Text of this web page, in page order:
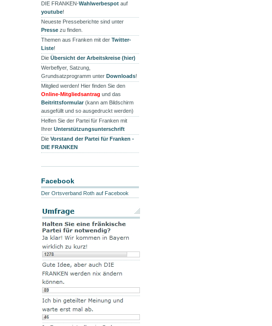
DIE FRANKEN-Wahlwerbespot auf
youtube!
Neueste Presseberichte sind unter
Presse zu finden.
Themen aus Franken mit der Twitter-
Liste!
Die Übersicht der Arbeitskreise (hier)
Werbeflyer, Satzung,
Grundsatzprogramm unter Downloads!
Mitglied werden! Hier finden Sie den
Online-Mitgliedsantrag und das
Beitrittsformular (kann am Bildschirm
ausgefüllt und so ausgedruckt werden)
Helfen Sie der Partei für Franken mit
Ihrer Unterstützungsunterschrift
Die Vorstand der Partei für Franken -
DIE FRANKEN
Facebook
Der Ortsverband Roth auf Facebook